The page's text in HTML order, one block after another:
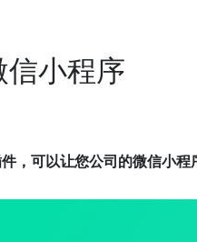
信小程序
，可以让您公司的微信小